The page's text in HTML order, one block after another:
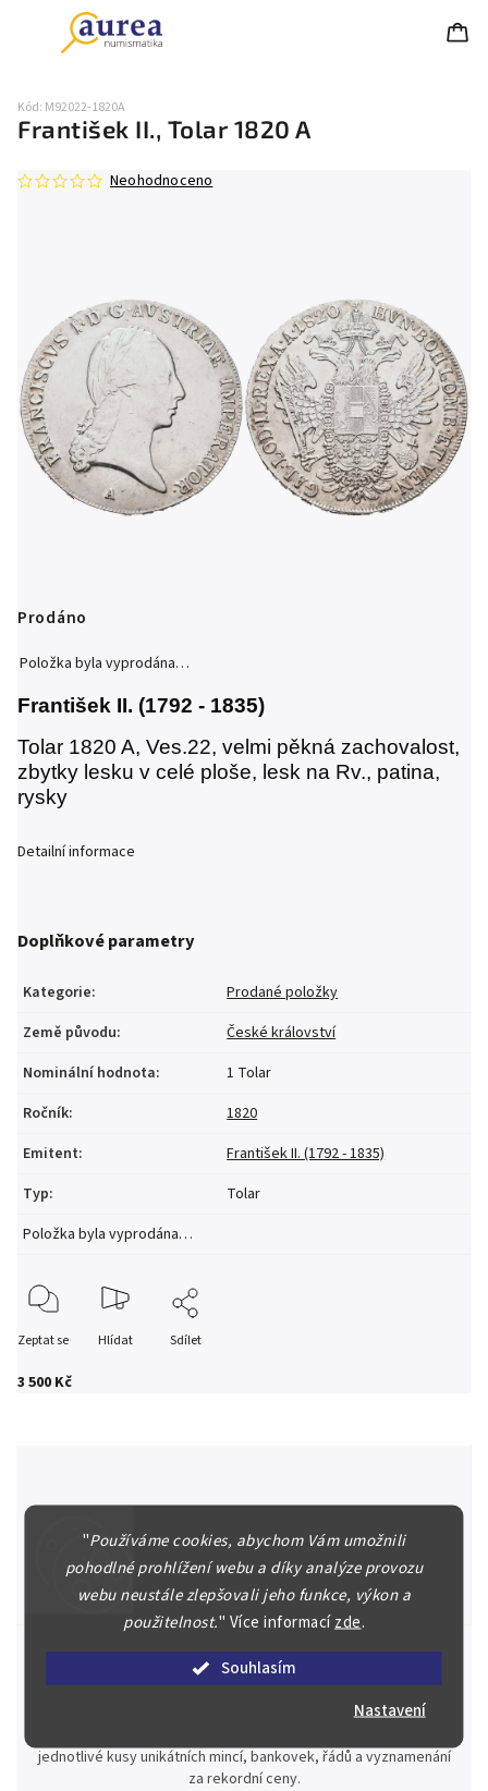
"Používáme cookies, abychom Vám umožnili
pohodlné prohlížení webu a díky analýze provozu
webu neustále zlepšovali jeho funkce, výkon a
použitelnost." Více informacízde.
Souhlasím
Nastavení
František II., Tolar 1820 A
Kód: M92022-1820A
Neohodnoceno
3 500 Kč
Prodáno
Položka byla vyprodána…
František II. (1792 - 1835)
Tolar 1820 A, Ves.22, velmi pěkná zachovalost,
zbytky lesku v celé ploše, lesk na Rv., patina,
rysky
Detailní informace
Doplňkové parametry
Kategorie:
Prodané položky
Země původu:
České království
Nominální hodnota:
1 Tolar
Ročník:
1820
Emitent:
František II. (1792 - 1835)
Typ:
Tolar
Položka byla vyprodána…
Zeptat se Hlídat Sdílet
Náš kolektiv specialistů a znalců se Vám bude plně věnovat.
Posoudíme kvalitu a pravost Vašeho materiálu, prodáme v naší
aukci nebo Vám poradíme kam investovat.
Jsme zde pro Vás nepřetržitě již od roku 2000
jednotlivé kusy unikátních mincí, bankovek, řádů a vyznamenání
za rekordní ceny.